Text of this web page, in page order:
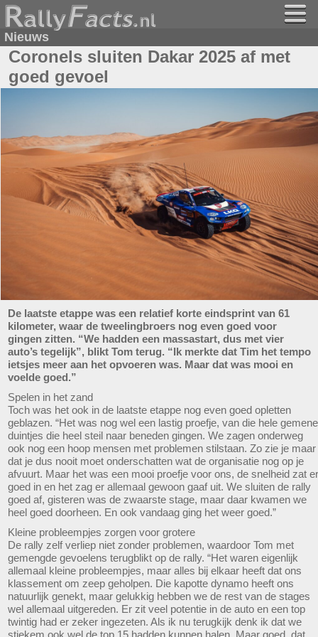
Nieuws
Coronels sluiten Dakar 2025 af met
goed gevoel
De laatste etappe was een relatief korte eindsprint van 61
kilometer, waar de tweelingbroers nog even goed voor
gingen zitten. “We hadden een massastart, dus met vier
auto’s tegelijk”, blikt Tom terug. “Ik merkte dat Tim het tempo
ietsjes meer aan het opvoeren was. Maar dat was mooi en
voelde goed.”
Spelen in het zand
Toch was het ook in de laatste etappe nog even goed opletten
geblazen. “Het was nog wel een lastig proefje, van die hele gemene
duintjes die heel steil naar beneden gingen. We zagen onderweg
ook nog een hoop mensen met problemen stilstaan. Zo zie je maar
dat je dus nooit moet onderschatten wat de organisatie nog op je
afvuurt. Maar het was een mooi proefje voor ons, de snelheid zat er
goed in en het zag er allemaal gewoon gaaf uit. We sluiten de rally
goed af, gisteren was de zwaarste stage, maar daar kwamen we
heel goed doorheen. En ook vandaag ging het weer goed.”
Kleine probleempjes zorgen voor grotere
De rally zelf verliep niet zonder problemen, waardoor Tom met
gemengde gevoelens terugblikt op de rally. “Het waren eigenlijk
allemaal kleine probleempjes, maar alles bij elkaar heeft dat ons
klassement om zeep geholpen. Die kapotte dynamo heeft ons
natuurlijk genekt, maar gelukkig hebben we de rest van de stages
wel allemaal uitgereden. Er zit veel potentie in de auto en een top
twintig had er zeker ingezeten. Als ik nu terugkijk denk ik dat we